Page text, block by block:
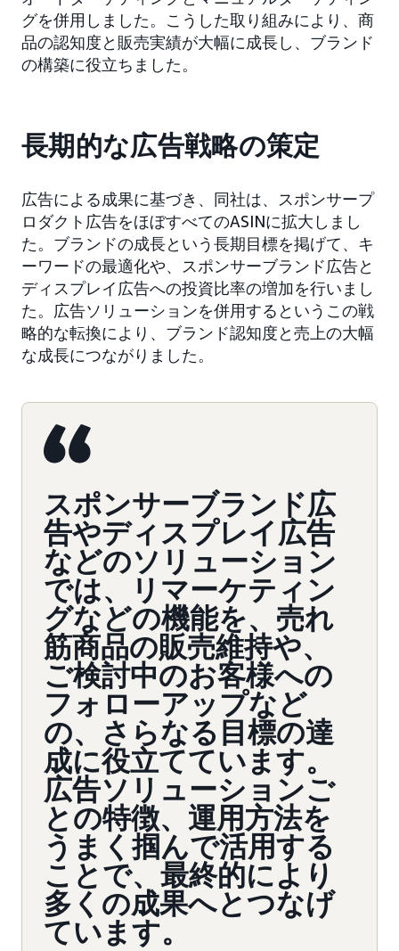
グを併用しました。こうした取り組みにより、商
品の認知度と販売実績が大幅に成長し、ブランド
の構築に役立ちました。
長期的な広告戦略の策定
広告による成果に基づき、同社は、スポンサープ
ロダクト広告をほぼすべてのASINに拡大しまし
た。ブランドの成長という長期目標を掲げて、キ
ーワードの最適化や、スポンサーブランド広告と
ディスプレイ広告への投資比率の増加を行いまし
た。広告ソリューションを併用するというこの戦
略的な転換により、ブランド認知度と売上の大幅
な成長につながりました。
スポンサーブランド広
告やディスプレイ広告
などのソリューション
では、リマーケティン
グなどの機能を、売れ
筋商品の販売維持や、
ご検討中のお客様への
フォローアップなど
の、さらなる目標の達
成に役立てています。
広告ソリューションご
との特徴、運用方法を
うまく掴んで活用する
ことで、最終的により
多くの成果へとつなげ
ています。